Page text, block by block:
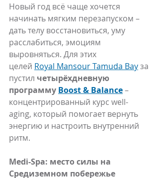
Новый год всё чаще хочется
начинать мягким перезапуском –
дать телу восстановиться, уму
расслабиться, эмоциям
выровняться. Для этих
целей Royal Mansour Tamuda Bay за
пустил четырёхдневную
программу Boost & Balance –
концентрированный курс well-
aging, который помогает вернуть
энергию и настроить внутренний
ритм.
Medi-Spa: место силы на
Средиземном побережье